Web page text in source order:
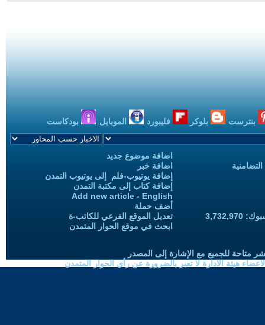
بنترست بلوكر فليبورد الموبايل بودكاست
اضافة موضوع جديد
اضافة خبر
إضافة يوتيوب-فلم إلى يوتيوب التمدن
إضافة كتاب إلى مكتبة التمدن
Add new article - English
أضف حملة
تعديل الموقع الفرعي للكاتب-ة
ابحث في موقع الحوار المتمدن
متاحة للجميع مع الإشارة إلى المصدر
هيئة الادارة لا تعبر بالضرورة عن رأي الحوار المتمدن